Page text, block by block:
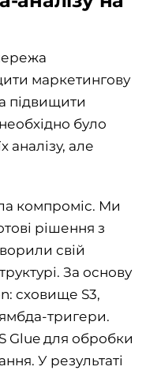
маркетингову
підвищити
було
аналізу, але
компроміс. Ми
рішення з
свій
За основу
сховище S3,
тригери.
Glue для обробки
У результаті